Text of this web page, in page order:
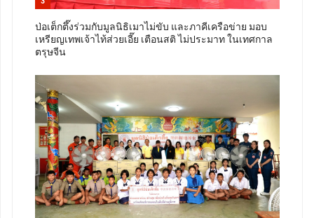
ป่อเต็กตึ๊งร่วมกับมูลนิธิเมาไม่ขับ และภาคีเครือข่าย มอบ
เหรียญเทพเจ้าไท้ส่วยเอี๊ย เตือนสติ ไม่ประมาท ในเทศกาล
ตรุษจีน